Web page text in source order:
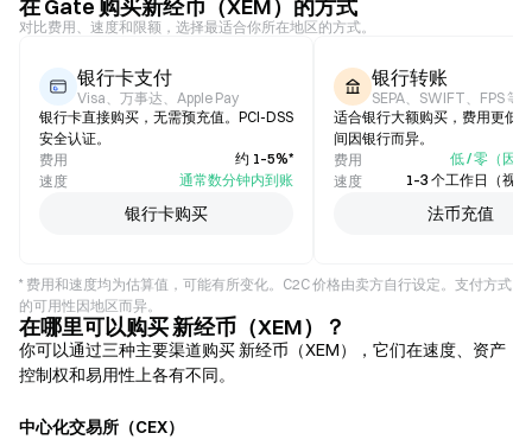
在 Gate 购买新经币（XEM）的方式
对比费用、速度和限额，选择最适合你所在地区的方式。
银行卡支付
Visa、万事达、Apple Pay
银行卡直接购买，无需预充值。PCI-DSS
安全认证。
费用
约 1–5%*
速度
通常数分钟内到账
银行卡购买
银行转账
SEPA、SWIFT、FPS 等
适合银行大额购买，费用更低
间因银行而异。
费用
低 / 零（因
速度
1–3 个工作日（视
法币充值
* 费用和速度均为估算值，可能有所变化。C2C 价格由卖方自行设定。支付方式
的可用性因地区而异。
在哪里可以购买 新经币（XEM）？
你可以通过三种主要渠道购买 新经币（XEM），它们在速度、资产
控制权和易用性上各有不同。
中心化交易所（CEX）